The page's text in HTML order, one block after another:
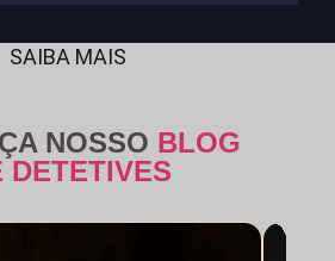
SAIBA MAIS
NOSSO BLOG
DETETIVES